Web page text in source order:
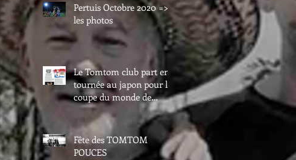
Pertuis Octobre 2020 =>
les photos
Le Tomtom club part en
tournée au japon pour la
coupe du monde de
rugby
Fête des TOMTOM
POUCES